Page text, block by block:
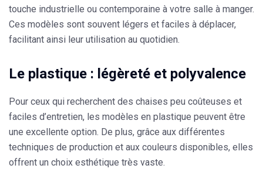
touche industrielle ou contemporaine à votre salle à manger.
Ces modèles sont souvent légers et faciles à déplacer,
facilitant ainsi leur utilisation au quotidien.
Le plastique : légèreté et polyvalence
Pour ceux qui recherchent des chaises peu coûteuses et
faciles d’entretien, les modèles en plastique peuvent être
une excellente option. De plus, grâce aux différentes
techniques de production et aux couleurs disponibles, elles
offrent un choix esthétique très vaste.